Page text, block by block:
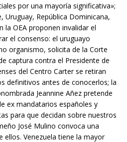
por una mayoría significativa»;
Uruguay, República Dominicana,
la OEA proponen invalidar el
el consenso: el uruguayo
organismo, solicita de la Corte
captura contra el Presidente de
del Centro Carter se retiran
definitivos antes de conocerlos; la
Jeannine Añez pretende
ex mandatarios españoles y
para que decidan sobre nuestros
José Mulino convoca una
ellos. Venezuela tiene la mayor